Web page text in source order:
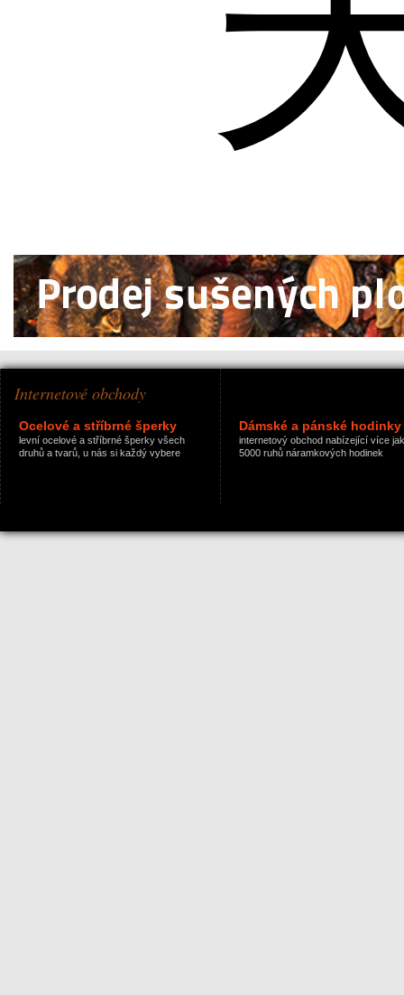
Internetové obchody
Ocelové a stříbrné šperky
levní ocelové a stříbrné šperky všech
druhů a tvarů, u nás si každý vybere
Dámské a pánské hodinky
internetový obchod nabízející více jak
5000 ruhů náramkových hodinek